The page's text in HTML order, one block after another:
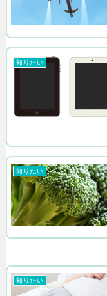
知りたい
知りたい
知りたい